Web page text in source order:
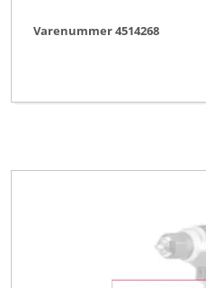
Varenummer 4514268